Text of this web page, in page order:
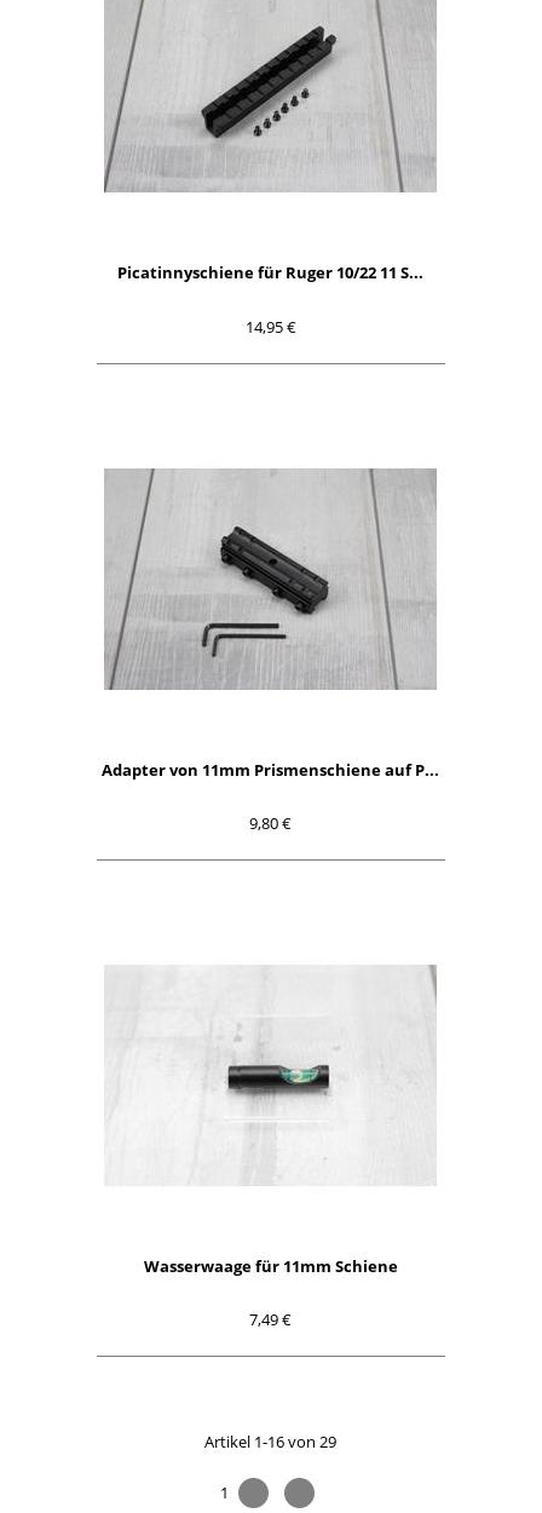
Picatinnyschiene für Ruger 10/22 11 S...
14,95 €
Adapter von 11mm Prismenschiene auf P...
9,80 €
Wasserwaage für 11mm Schiene
7,49 €
Artikel 1-16 von 29
1